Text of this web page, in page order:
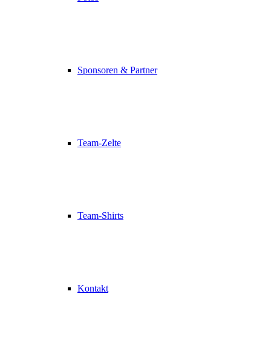
Sponsoren & Partner
Team-Zelte
Team-Shirts
Kontakt